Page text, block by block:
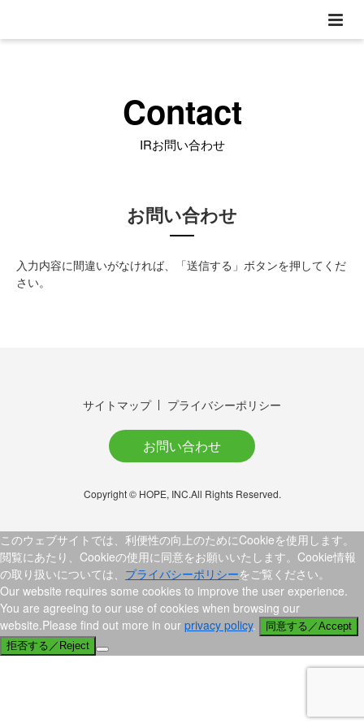
Contact
IRお問い合わせ
お問い合わせ
入力内容に間違いがなければ、「送信する」ボタンを押してくだ
さい。
サイトマップ プライバシーポリシー
お問い合わせ
Copyright © HOPE, INC.All Rights Reserved.
このウェブサイトでは、利便性の向上のためにCookieを使用します。
閲覧にあたり、Cookieの使用に同意をお願いいたします。Cookie情報
の取り扱いについては、 プライバシーポリシーをご覧ください。
Our website requires some cookies to improve the user experience.
You are agreeing to our use of cookies when browsing our
website.Please find out more in our privacy policy.
同意する／Accept
拒否する／Reject